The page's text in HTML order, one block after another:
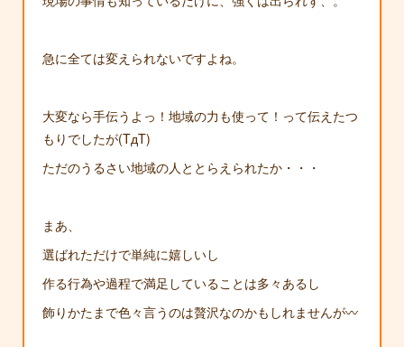
急に全ては変えられないですよね。
大変なら手伝うよっ！地域の力も使って！って伝えたつ
もりでしたが(TдT)
ただのうるさい地域の人ととらえられたか・・・
まあ、
選ばれただけで単純に嬉しいし
作る行為や過程で満足していることは多々あるし
飾りかたまで色々言うのは贅沢なのかもしれませんが〰️